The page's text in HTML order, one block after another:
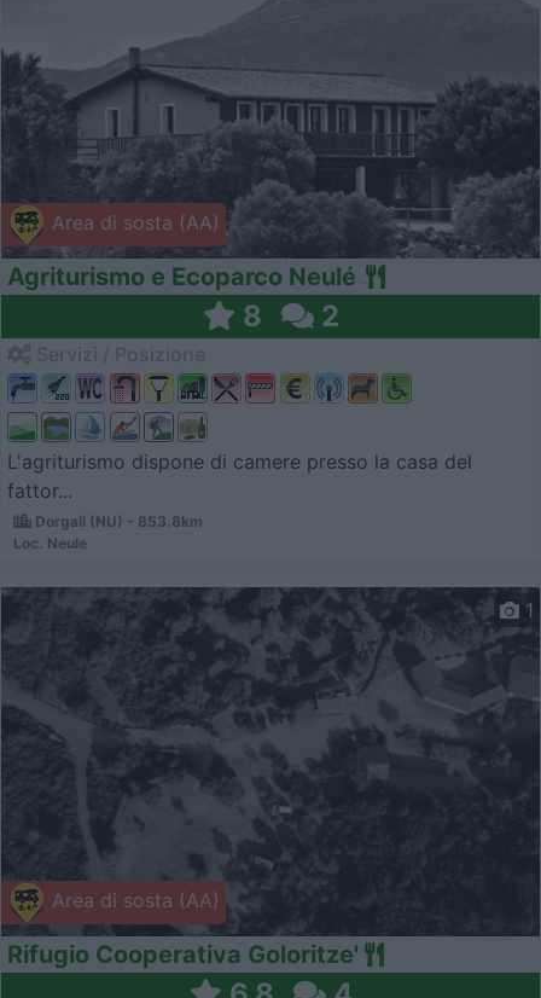
Area di sosta (AA)
Agriturismo e Ecoparco Neulé
8 2
L'agriturismo dispone di camere presso la casa del
fattor...
Dorgali (NU) - 853.8km
Loc. Neule
Area di sosta (AA)
1
Rifugio Cooperativa Goloritze'